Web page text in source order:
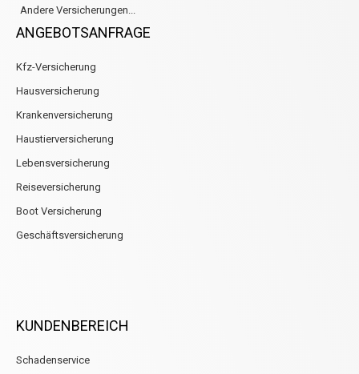
Andere Versicherungen...
ANGEBOTSANFRAGE
Kfz-Versicherung
Hausversicherung
Krankenversicherung
Haustierversicherung
Lebensversicherung
Reiseversicherung
Boot Versicherung
Geschäftsversicherung
KUNDENBEREICH
Schadenservice